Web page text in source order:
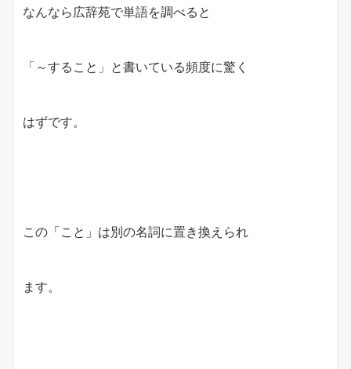
なんなら広辞苑で単語を調べると
「～すること」と書いている頻度に驚く
はずです。
この「こと」は別の名詞に置き換えられ
ます。